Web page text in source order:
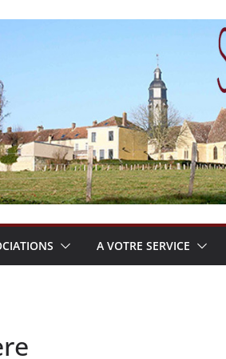
A VOTRE SERVICE